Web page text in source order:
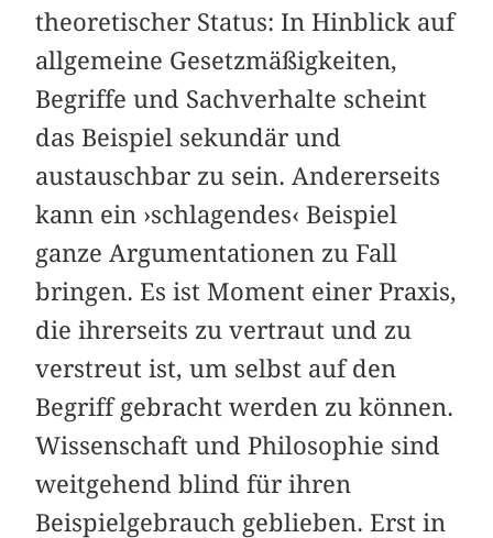
theoretischer Status: In Hinblick auf
allgemeine Gesetzmäßigkeiten,
Begriffe und Sachverhalte scheint
das Beispiel sekundär und
austauschbar zu sein. Andererseits
kann ein ›schlagendes‹ Beispiel
ganze Argumentationen zu Fall
bringen. Es ist Moment einer Praxis,
die ihrerseits zu vertraut und zu
verstreut ist, um selbst auf den
Begriff gebracht werden zu können.
Wissenschaft und Philosophie sind
weitgehend blind für ihren
Beispielgebrauch geblieben. Erst in